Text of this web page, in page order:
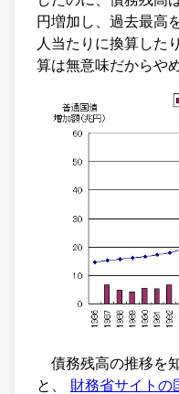
円増加し、過去最高
人当たりに換算した
算は無意味だからや
債務残高の推移を
と、
財務省サイトの